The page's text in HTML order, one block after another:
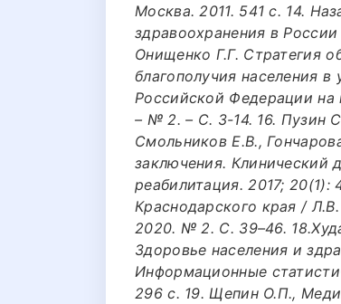
Москва. 2011. 541 с. 14.
здравоохранения в
Онищенко Г.Г. Стратегия
благополучия населения
Российской Федерации на
– № 2. – С. 3-14. 16. Пузин
Смольников Е.В.,
заключения. Клинический
реабилитация. 2017; 20(1):
Краснодарского края /
2020. № 2. С. 39–46.
Здоровье населения и
Информационные
296 с. 19. Щепин О.П.,